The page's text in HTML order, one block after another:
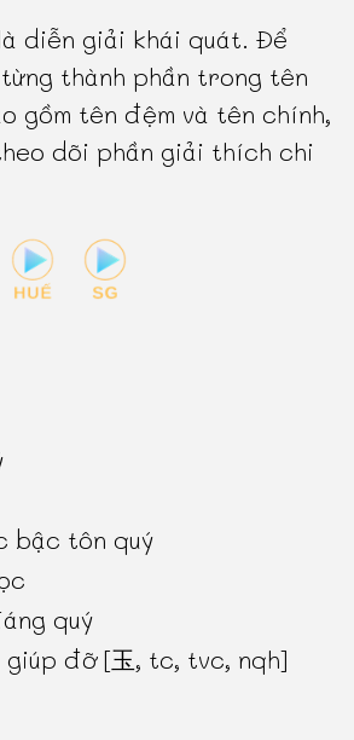
diễn giải khái quát. Để
thành phần trong tên
gồm tên đệm và tên chính,
dõi phần giải thích chi
bậc tôn quý
quý
giúp đỡ [玉, tc, tvc, nqh]